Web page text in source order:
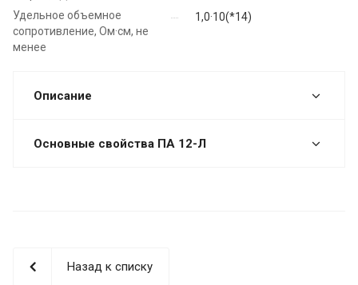
Удельное объемное
сопротивление, Ом·см, не
менее
1,0·10(*14)
Описание
Основные свойства ПА 12-Л
Назад к списку